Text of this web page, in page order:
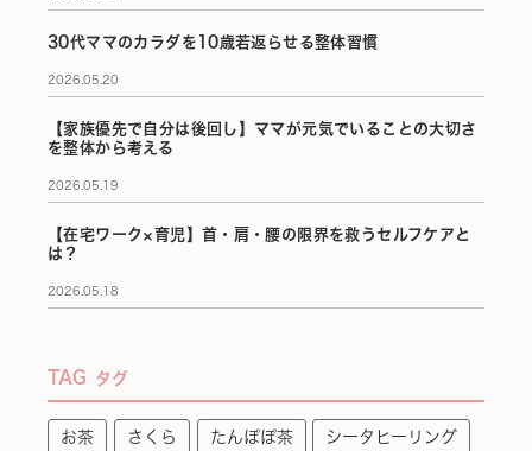
30代ママのカラダを10歳若返らせる整体習慣
2026.05.20
【家族優先で自分は後回し】ママが元気でいることの大切さ
を整体から考える
2026.05.19
【在宅ワーク×育児】首・肩・腰の限界を救うセルフケアと
は？
2026.05.18
TAG タグ
お茶 さくら たんぽぽ茶 シータヒーリング